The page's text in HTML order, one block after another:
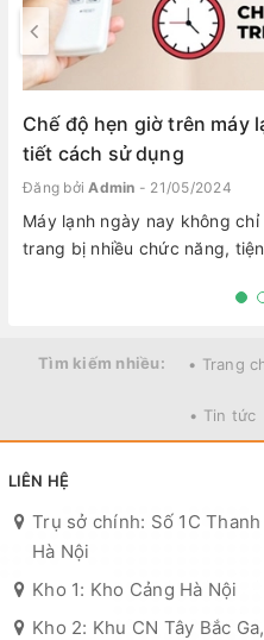
Chế độ hẹn giờ trên máy
tiết cách sử dụng
Đăng bởiAdmin - 21/05/2024
Máy lạnh ngày nay không
trang bị nhiều chức năng,
Tìm kiếm nhiều: • Trang
• Tin tức
LIÊN HỆ
Trụ sở chính: Số 1C
Hà Nội
Kho 1: Kho Cảng Hà Nội
Kho 2: Khu CN Tây Bắc